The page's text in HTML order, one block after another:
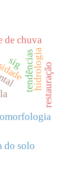
do solo
tendênciashidrologia
de chuva
restauração
sig